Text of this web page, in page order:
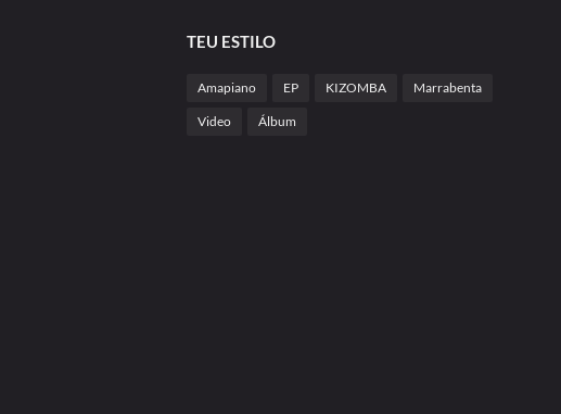
TEU ESTILO
Amapiano EP KIZOMBA Marrabenta
Video Álbum